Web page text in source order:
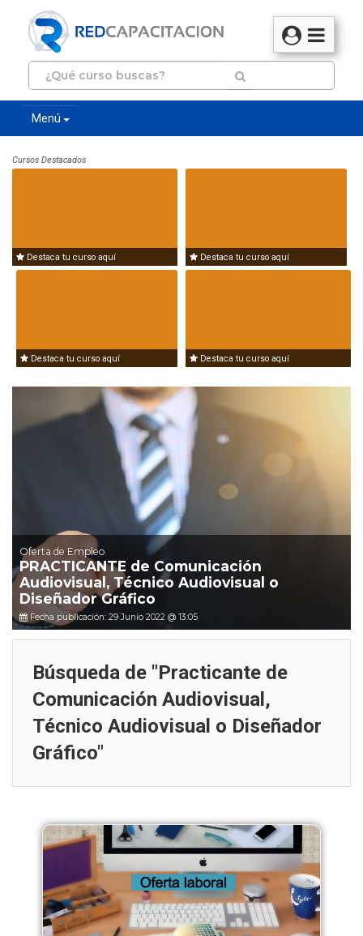
Menú
Cursos Destacados
Destaca tu curso aquí Destaca tu curso aquí
Destaca tu curso aquí Destaca tu curso aquí
Oferta de Empleo
PRACTICANTE de Comunicación
Audiovisual, Técnico Audiovisual o
Diseñador Gráfico
Fecha publicación: 29 Junio 2022 @ 13:05
Búsqueda de "Practicante de
Comunicación Audiovisual,
Técnico Audiovisual o Diseñador
Gráfico"